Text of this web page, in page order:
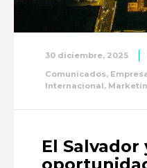
30 diciembre, 2025
Comunicados,
Internacional,
El Salvador